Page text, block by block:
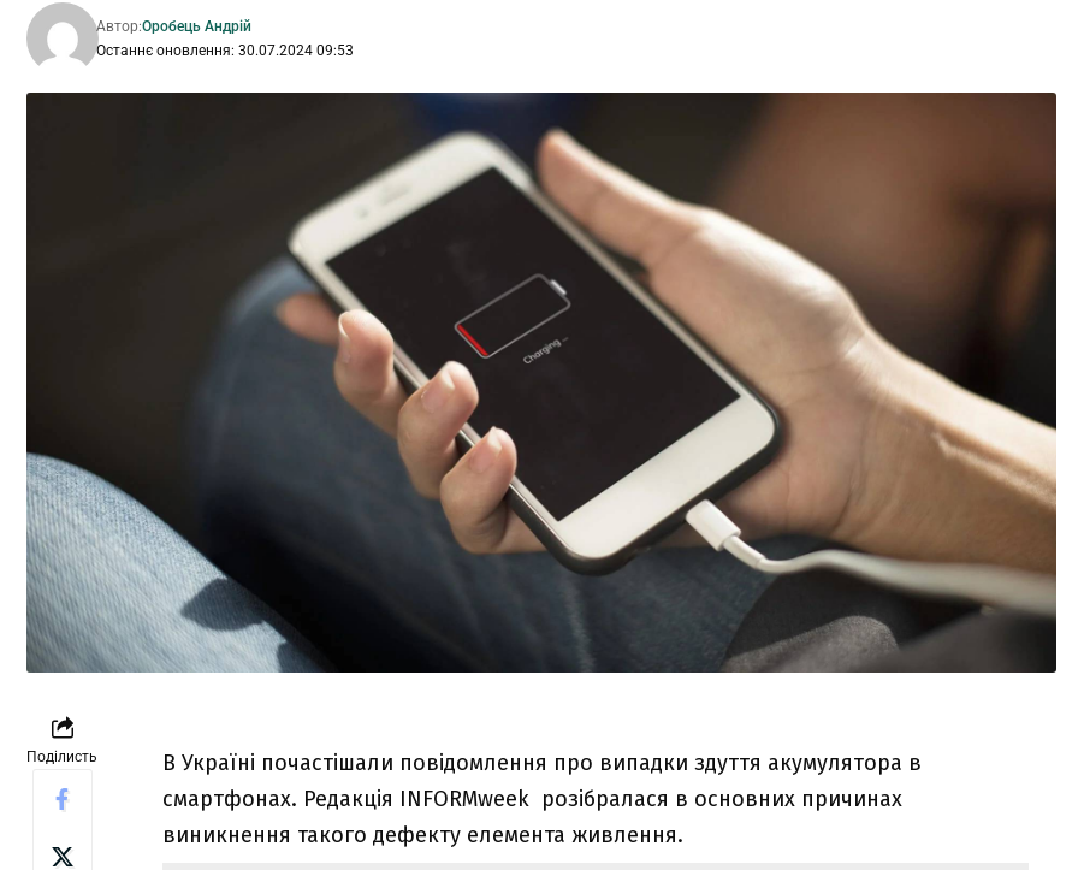
Останнє оновлення: 30.07.2024 09:53
Автор:Оробець Андрій
Поділисть
В Україні почастішали повідомлення про випадки здуття акумулятора в
смартфонах. Редакція INFORMweek розібралася в основних причинах
виникнення такого дефекту елемента живлення.